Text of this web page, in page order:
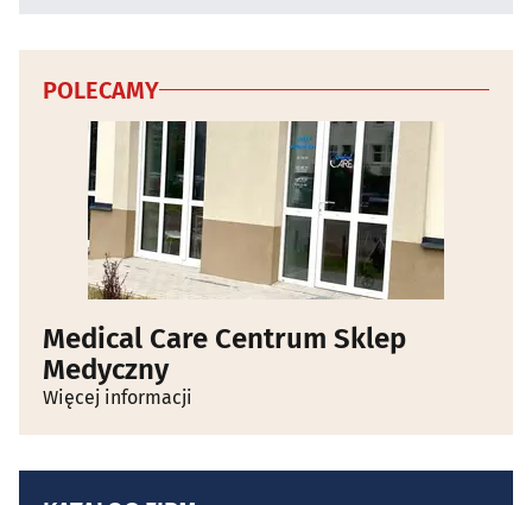
POLECAMY
Medical Care Centrum Sklep
Medyczny
Więcej informacji